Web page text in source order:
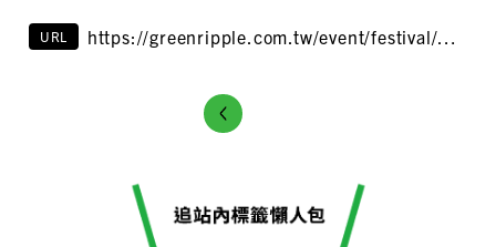
URL
https://greenripple.com.tw/event/festival/草